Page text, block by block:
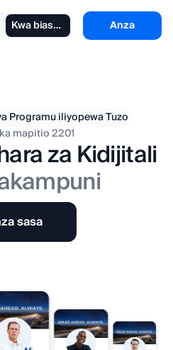
Kwa biashara Anza
Programu iliyopewa Tuzo
mapitio 2201
za Kidijitali
sasa